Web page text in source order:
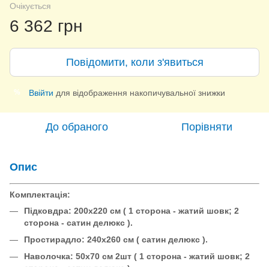
Очікується
6 362 грн
Повідомити, коли з'явиться
% Ввійти для відображення накопичувальної знижки
До обраного Порівняти
Опис
Комплектація:
Підковдра: 200х220 см ( 1 сторона - жатий шовк; 2
сторона - сатин делюкс ).
Простирадло: 240х260 см ( сатин делюкс ).
Наволочка: 50х70 см 2шт ( 1 сторона - жатий шовк; 2